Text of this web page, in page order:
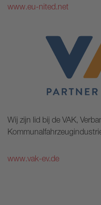
www.eu-nited.net
Wij zijn lid bij de VAK,
www.vak-ev.de